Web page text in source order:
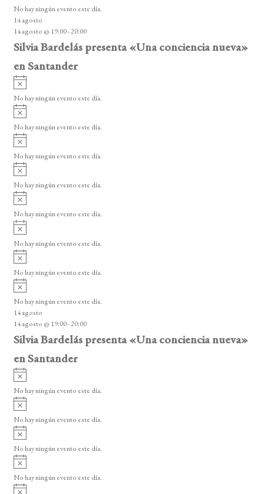
o
i
s
o
No hay ningún evento este día.
14 agosto
14 agosto @ 19:00-20:00
Silvia Bardelás presenta «Una conciencia nueva»
en Santander
A
v
i
o
No hay ningún evento este día.
A
v
i
o
No hay ningún evento este día.
A
v
i
o
No hay ningún evento este día.
A
v
i
o
No hay ningún evento este día.
A
v
i
o
No hay ningún evento este día.
A
v
i
o
No hay ningún evento este día.
A
v
i
o
No hay ningún evento este día.
A
v
i
s
o
No hay ningún evento este día.
14 agosto
14 agosto @ 19:00-20:00
Silvia Bardelás presenta «Una conciencia nueva»
en Santander
A
v
i
o
No hay ningún evento este día.
A
v
i
o
No hay ningún evento este día.
A
v
i
o
No hay ningún evento este día.
A
v
i
No hay ningún evento este día.
A